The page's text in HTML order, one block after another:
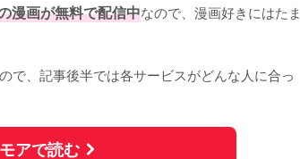
漫画が無料で配信中なので、漫画好きにはたま
で、記事後半では各サービスがどんな人に合っ
アで読む